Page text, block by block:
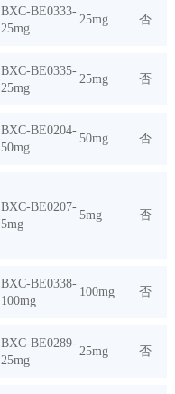
BXC-BE0333-
25mg
25mg 否
BXC-BE0335-
25mg
25mg 否
BXC-BE0204-
50mg
50mg 否
BXC-BE0207-
5mg
5mg 否
BXC-BE0338-
100mg
100mg 否
BXC-BE0289-
25mg
25mg 否